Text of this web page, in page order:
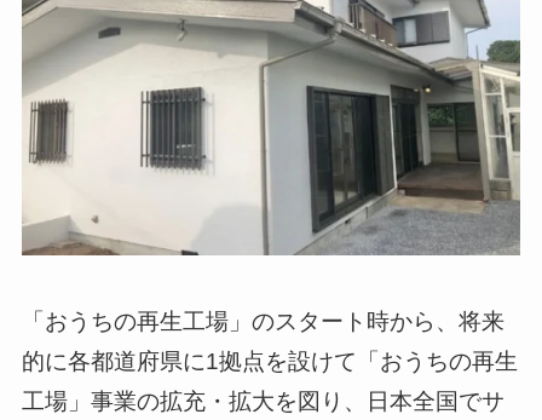
「おうちの再生工場」のスタート時から、将来
的に各都道府県に1拠点を設けて「おうちの再生
工場」事業の拡充・拡大を図り、日本全国でサ